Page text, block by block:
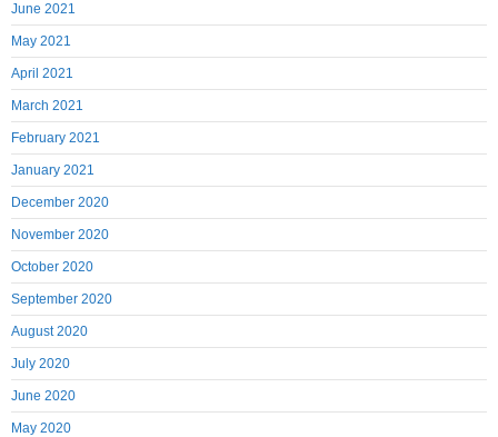
June 2021
May 2021
April 2021
March 2021
February 2021
January 2021
December 2020
November 2020
October 2020
September 2020
August 2020
July 2020
June 2020
May 2020